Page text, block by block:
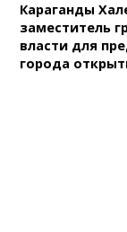
Караганды
заместитель
власти для
города